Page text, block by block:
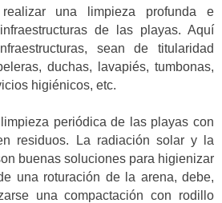
una limpieza profunda e
de las playas. Aquí
sean de titularidad
duchas, lavapiés, tumbonas,
higiénicos, etc.
periódica de las playas con
residuos. La radiación solar y la
buenas soluciones para higienizar
una roturación de la arena, debe,
una compactación con rodillo